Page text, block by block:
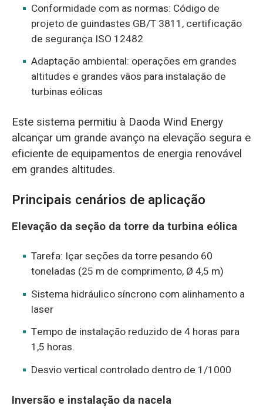
Conformidade com as normas: Código de
projeto de guindastes GB/T 3811, certificação
de segurança ISO 12482
Adaptação ambiental: operações em grandes
altitudes e grandes vãos para instalação de
turbinas eólicas
Este sistema permitiu à Daoda Wind Energy
alcançar um grande avanço na elevação segura e
eficiente de equipamentos de energia renovável
em grandes altitudes.
Principais cenários de aplicação
Elevação da seção da torre da turbina eólica
Tarefa: Içar seções da torre pesando 60
toneladas (25 m de comprimento, Ø 4,5 m)
Sistema hidráulico síncrono com alinhamento a
laser
Tempo de instalação reduzido de 4 horas para
1,5 horas.
Desvio vertical controlado dentro de 1/1000
Inversão e instalação da nacela